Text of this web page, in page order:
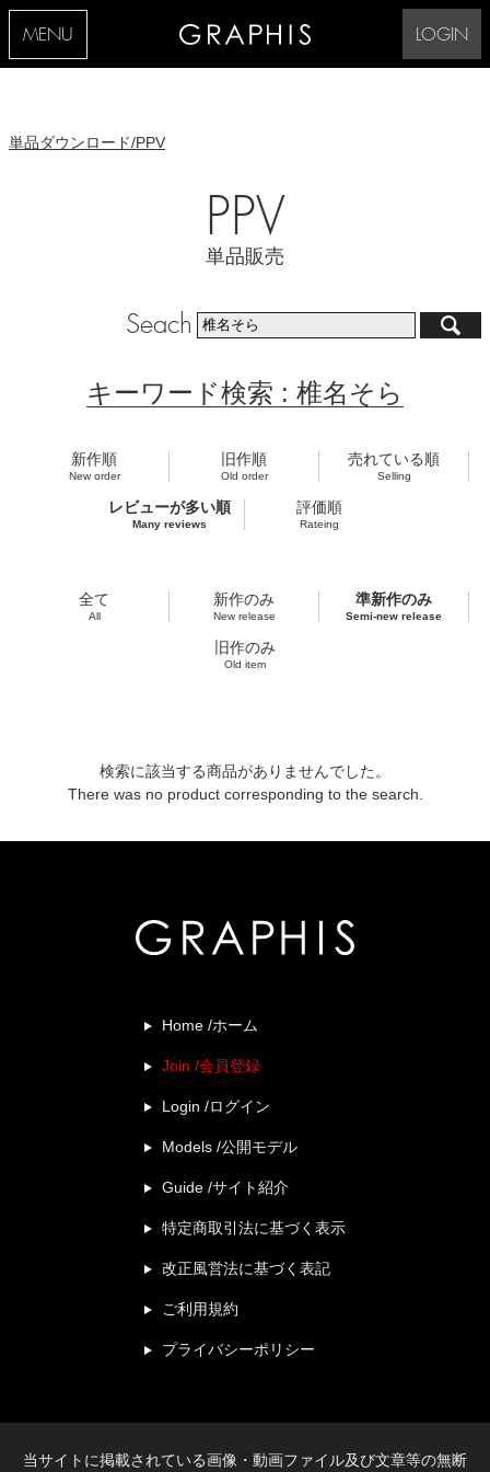
MENU LOGIN
単品ダウンロード/PPV
PPV
単品販売
Seach
キーワード検索 : 椎名そら
新作順
New order
旧作順
Old order
売れている順
Selling
レビューが多い順
Many reviews
評価順
Rateing
全て
All
新作のみ
New release
準新作のみ
Semi-new release
旧作のみ
Old item
検索に該当する商品がありませんでした。
There was no product corresponding to the search.
Home /ホーム
Join /会員登録
Login /ログイン
Models /公開モデル
Guide /サイト紹介
特定商取引法に基づく表示
改正風営法に基づく表記
ご利用規約
プライバシーポリシー
当サイトに掲載されている画像・動画ファイル及び文章等の無断